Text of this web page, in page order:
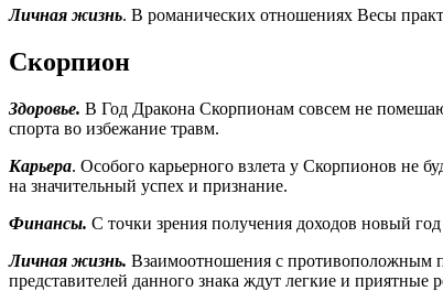
Личная жизнь. В романических отношениях Весы
Скорпион
Здоровье. В Год Дракона Скорпионам совсем не
спорта во избежание травм.
Карьера. Особого карьерного взлета у Скорпионов не
на значительный успех и признание.
Финансы. С точки зрения получения доходов новый
Личная жизнь. Взаимоотношения с противоположным
представителей данного знака ждут легкие и приятные